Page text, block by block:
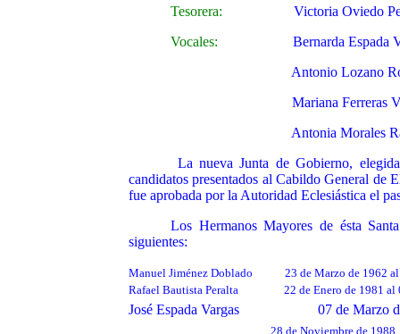
Tesorera: Victoria Oviedo
Vocales:
Bernarda Espada
Antonio Lozano
Mariana Ferreras
Antonia Morales
La nueva Junta de Gobierno,
candidatos presentados al Cabildo General de
fue aprobada por la Autoridad Eclesiástica el
Los Hermanos Mayores de ésta
siguientes:
Manuel Jiménez Doblado
23 de Marzo de 1962
Rafael Bautista Peralta
22 de Enero de 1981
José Espada Vargas 07 de Marzo
28 de Noviembre de 1988